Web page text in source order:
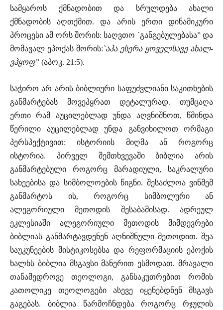
სამყაროს ქმნადობით და სრულდება ახალი
ქმნადობის აღთქმით. და არის ერთი დინამიკური
პროცესი ამ ორს შორის: საღვთო `განგებულებასა” და
მომავალ ეპოქას შორის:`აჰა ესერა ყოველსავე ახალ-
ვჰყოფ” (აპოკ. 21:5).
საჭირო არ არის ბიბლიური საფუძვლიანი საკითხების
განმარტებას მოვეპყრათ დეტალურად. თუმცაღა
ერთი რამ აუცილებლად უნდა აღვნიშნოთ, წმინდა
წერილი აუცილებლად უნდა განვიხილოთ ორმაგი
პერსპექტივით: ისტორიის მიღმა ან როგორც
ისტორია. პირველ შემთხვევაში ბიბლია არის
განმარტებული როგორც მარადიული, საკრალური
სახეებისა და სიმბოლოების წიგნი. შესაძლოა ვინმემ
განმარტოს ის, როგორც სიმბოლური ან
ალეგორიული მეთოდის შესაბამისად. ადრეულ
ეკლესიაში ალეგორიული მეთოდის მიმდევრები
ბიბლიას განმარტავდენენ აღნიშნული მეთოდით. შუა
საუკუნეების მისტიკოსებსა და რეფორმაციის ეპოქის
ხალხს ბიბლია მსგავსი მანერით ესმოდათ. მრავალი
თანამედროვე თეოლოგი, განსაკუთრებით რომის
კათოლიკე თეოლოგები ასევე იყენებდნენ მსგავს
გაგებას. ბიბლია წარმოჩნდება როგორც რჯულის